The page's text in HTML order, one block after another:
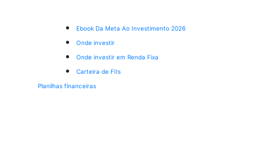
Ebook Da Meta Ao Investimento 2026
Onde investir
Onde investir em Renda Fixa
Carteira de FIIs
Planilhas financeiras